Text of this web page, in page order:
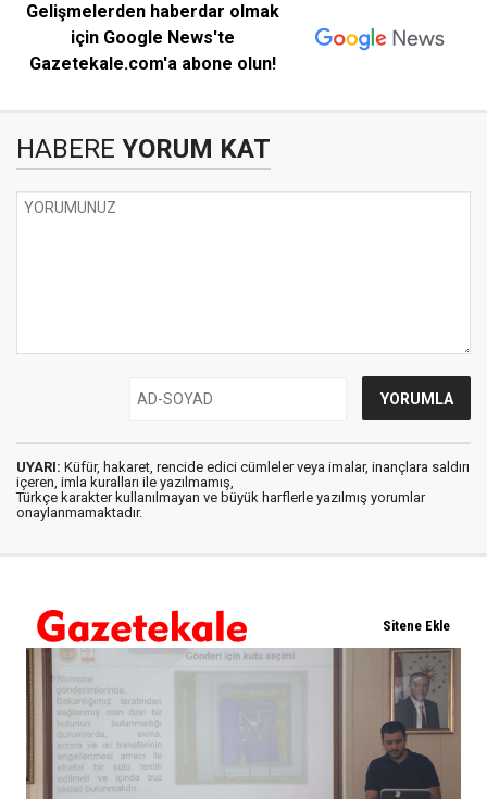
Gelişmelerden haberdar olmak
için Google News'te
Gazetekale.com'a abone olun!
HABERE YORUM KAT
UYARI: Küfür, hakaret, rencide edici cümleler veya imalar, inançlara saldırı
içeren, imla kuralları ile yazılmamış,
Türkçe karakter kullanılmayan ve büyük harflerle yazılmış yorumlar
onaylanmamaktadır.